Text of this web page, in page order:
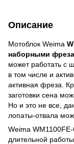
Описание
Мотоблок Weima
наборными
может работать с
в том числе и
активная фреза.
заготовки сена
Но и это не все,
лопаты-отвала
Weima
длительной работы.